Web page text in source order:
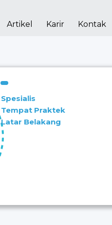
Artikel Karir Kontak
Spesialis
Tempat Praktek
Latar Belakang